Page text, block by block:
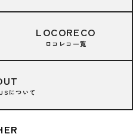
LOCORECO
ロコレコ一覧
について